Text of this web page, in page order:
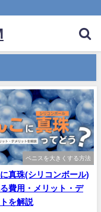
ペニスを大きくする方法
真珠(シリコンボール)
費用・メリット・デ
を解説